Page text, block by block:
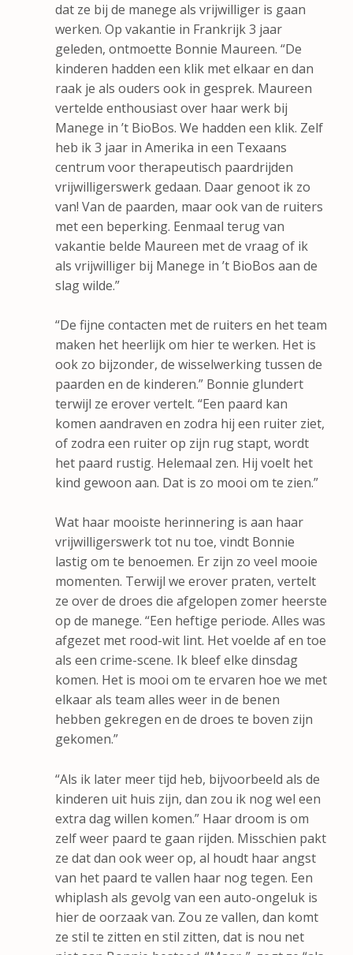
dat ze bij de manege als vrijwilliger is gaan
werken. Op vakantie in Frankrijk 3 jaar
geleden, ontmoette Bonnie Maureen. “De
kinderen hadden een klik met elkaar en dan
raak je als ouders ook in gesprek. Maureen
vertelde enthousiast over haar werk bij
Manege in ’t BioBos. We hadden een klik. Zelf
heb ik 3 jaar in Amerika in een Texaans
centrum voor therapeutisch paardrijden
vrijwilligerswerk gedaan. Daar genoot ik zo
van! Van de paarden, maar ook van de ruiters
met een beperking. Eenmaal terug van
vakantie belde Maureen met de vraag of ik
als vrijwilliger bij Manege in ’t BioBos aan de
slag wilde.”
“De fijne contacten met de ruiters en het team
maken het heerlijk om hier te werken. Het is
ook zo bijzonder, de wisselwerking tussen de
paarden en de kinderen.” Bonnie glundert
terwijl ze erover vertelt. “Een paard kan
komen aandraven en zodra hij een ruiter ziet,
of zodra een ruiter op zijn rug stapt, wordt
het paard rustig. Helemaal zen. Hij voelt het
kind gewoon aan. Dat is zo mooi om te zien.”
Wat haar mooiste herinnering is aan haar
vrijwilligerswerk tot nu toe, vindt Bonnie
lastig om te benoemen. Er zijn zo veel mooie
momenten. Terwijl we erover praten, vertelt
ze over de droes die afgelopen zomer heerste
op de manege. “Een heftige periode. Alles was
afgezet met rood-wit lint. Het voelde af en toe
als een crime-scene. Ik bleef elke dinsdag
komen. Het is mooi om te ervaren hoe we met
elkaar als team alles weer in de benen
hebben gekregen en de droes te boven zijn
gekomen.”
“Als ik later meer tijd heb, bijvoorbeeld als de
kinderen uit huis zijn, dan zou ik nog wel een
extra dag willen komen.” Haar droom is om
zelf weer paard te gaan rijden. Misschien pakt
ze dat dan ook weer op, al houdt haar angst
van het paard te vallen haar nog tegen. Een
whiplash als gevolg van een auto-ongeluk is
hier de oorzaak van. Zou ze vallen, dan komt
ze stil te zitten en stil zitten, dat is nou net